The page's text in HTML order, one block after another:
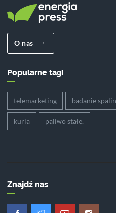
O nas
Popularne tagi
telemarketing badanie spalin
kuria paliwo stałe.
Znajdź nas